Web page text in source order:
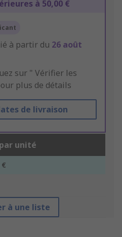
à 50,00 €
à partir du 26 août
sur " Vérifier les
plus de détails
de livraison
unité
€
à une liste